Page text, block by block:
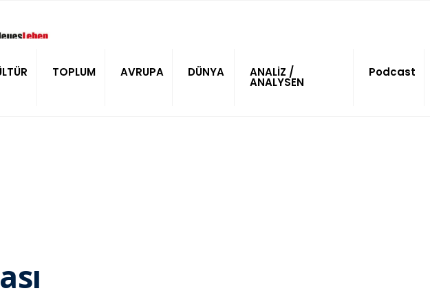
TOPLUM AVRUPA DÜNYA ANALİZ /
ANALYSEN
Podcast